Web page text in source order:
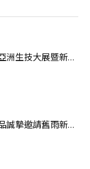
2026 BIO Asia–Taiwan 亞洲生技大展暨新品發表研討會圓滿落幕
2026 生技保健大展｜宸品誠摯邀請舊雨新知蒞臨指導